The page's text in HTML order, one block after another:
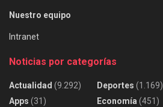
Nuestro equipo
Intranet
Noticias por categorías
Actualidad (9.292)
Apps (31)
Deportes (1.169)
Economía (451)